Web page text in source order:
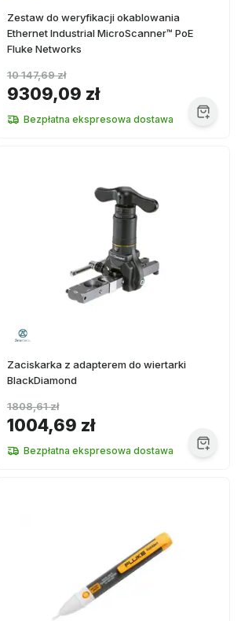
Zestaw do weryfikacji okablowania
Ethernet Industrial MicroScanner™ PoE
Fluke Networks
9309,09 zł
10 147,69 zł
Bezpłatna ekspresowa dostawa
Zaciskarka z adapterem do wiertarki
BlackDiamond
1004,69 zł
1808,61 zł
Bezpłatna ekspresowa dostawa